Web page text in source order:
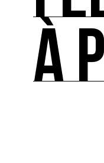
FÉDÉRER
Le
À